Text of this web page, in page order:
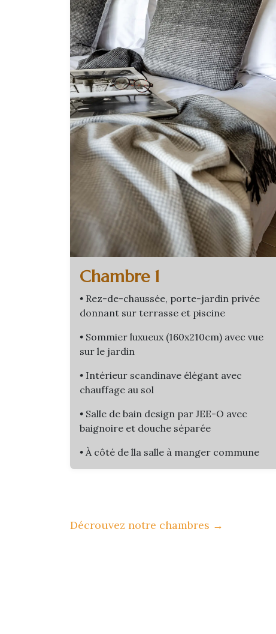
Chambre 1
• Rez-de-chaussée, porte-jardin privée
donnant sur terrasse et piscine
• Sommier luxueux (160x210cm) avec vue
sur le jardin
• Intérieur scandinave élégant avec
chauffage au sol
• Salle de bain design par JEE-O avec
baignoire et douche séparée​
• À côté de lla salle à manger commune
Décrouvez notre chambres →